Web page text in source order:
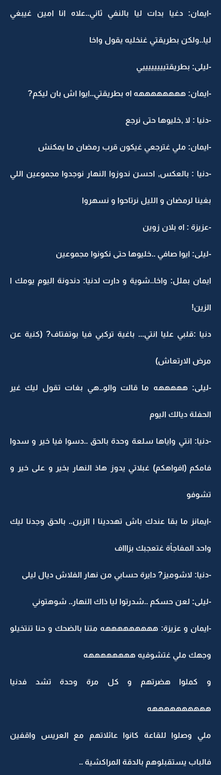
-ايمان: دغيا بدات ليا بالنفي ثاني..علاه انا امين غيبغي
ليا..ولكن بطريقتي غنخليه يقول واخا
-ليلى: بطريقتييييييييي
-ايمان: ههههههههه اه بطريقتي..ايوا اش بان ليكم?
-دنيا : لا ,خليوها حتى نرجع
-ايمان: ملي غترجعي غيكون قرب رمضان ما يمكنش
-دنيا : بالعكس, احسن ندوزوا النهار نوجدوا مجموعين اللي
بغينا لرمضان و الليل نرتاحوا و نسهروا
-عزيزة : اه بلان زوين
-ليلى: ايوا صافي ..خليوها حتى نكونوا مجموعين
ايمان بملل: واخا..شوية و دارت لدنيا: دندونة اليوم يومك ا
الزين!
دنيا :قلبي عليا انتي... باغية تركبي فيا بوتفتاف? (كنية عن
مرض الارتعاش)
-ليلى: هههههه ما قالت والو..هي بغات تقول ليك غير
الحفلة ديالك اليوم
-دنيا: انتي واياها سلعة وحدة بالحق ..دسوا فيا خير و سدوا
فامكم (افواهكم) غبلاتي يدوز هاذ النهار بخير و على خير و
تشوفو
-ايمانز ما بقا عندك باش تهددينا ا الزين.. بالحق وجدنا ليك
واحد المفاجأة غتعجبك بزاااف
-دنيا: لاشوميز? دايرة حسابي من نهار الفلاش ديال ليلى
-ليلى: لعن حسكم ..شدرتوا ليا ذاك النهار.. شوهتوني
-ايمان و عزيزة: هههههههههه متنا بالضحك و حنا تنتخيلو
وجهك ملي غتشوفيه ههههههههه
و كملوا هضرتهم و كل مرة وحدة تشد فدنيا
ههههههههههه
ملي وصلوا للقاعة كانوا عائلاتهم مع العريس واقفين
فالباب يستقبلوهم بالدقة المراكشية ..